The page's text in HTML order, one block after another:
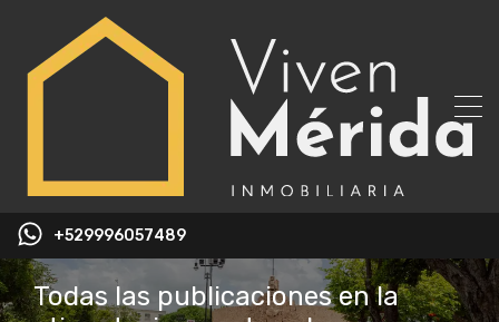
+529996057489
Todas las publicaciones en la